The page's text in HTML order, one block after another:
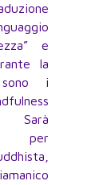
e
la
sono i
per